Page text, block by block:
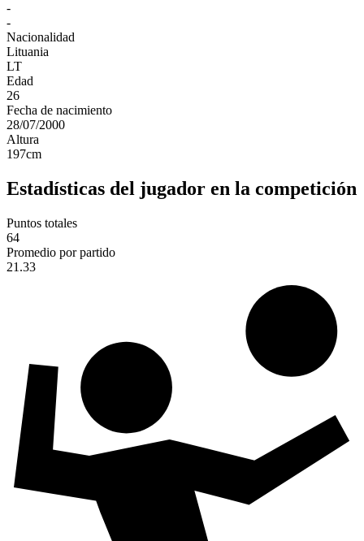
-
-
Nacionalidad
Lituania
LT
Edad
26
Fecha de nacimiento
28/07/2000
Altura
197cm
Estadísticas del jugador en la competición
Puntos totales
64
Promedio por partido
21.33